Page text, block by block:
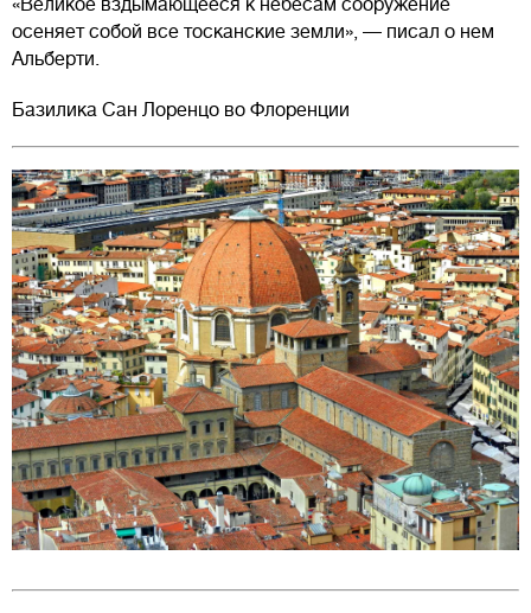
«Великое вздымающееся к небесам сооружение
осеняет собой все тосканские земли», — писал о нем
Альберти.
Базилика Сан Лоренцо во Флоренции